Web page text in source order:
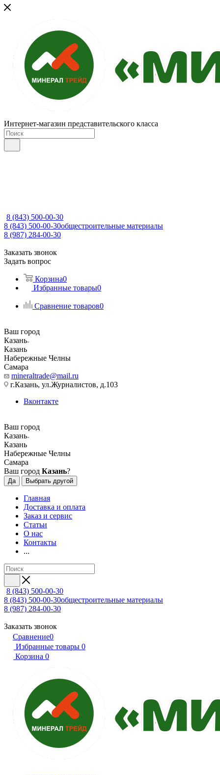
Интернет-магазин представительского класса
8 (843) 500-00-30
8 (843) 500-00-30общестроительные материалы
8 (987) 284-00-30
Заказать звонок
Задать вопрос
Корзина0
Избранные товары0
Сравнение товаров0
Ваш город
Казань
Казань
Набережные Челны
Самара
mineraltrade@mail.ru
г.Казань, ул.Журналистов, д.103
Вконтакте
Ваш город
Казань
Казань
Набережные Челны
Самара
Ваш город Казань?
Да Выбрать другой
Главная
Доставка и оплата
Заказ и сервис
Статьи
О нас
Контакты
...
8 (843) 500-00-30
8 (843) 500-00-30общестроительные материалы
8 (987) 284-00-30
Заказать звонок
Сравнение0
Избранные товары 0
Корзина 0